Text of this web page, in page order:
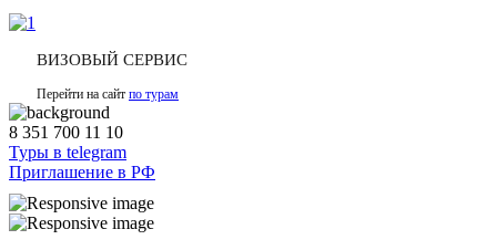
ВИЗОВЫЙ СЕРВИС
Перейти на сайт по турам
8 351 700 11 10
Туры в telegram
Приглашение в РФ